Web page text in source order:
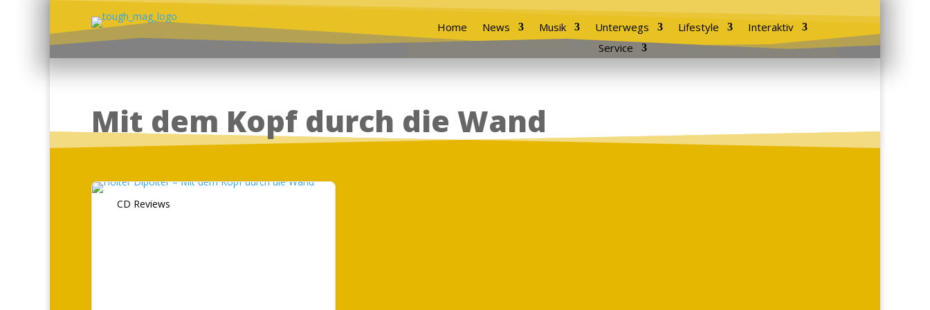
Home News Musik Unterwegs Lifestyle
Interaktiv
Service
Mit dem Kopf durch die Wand
CD Reviews